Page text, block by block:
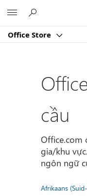
Office Store
cầu
Office.com
gia/khu
ngôn ngữ
Afrikaans